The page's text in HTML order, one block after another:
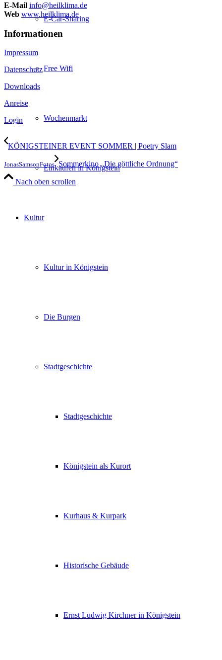
E-Car-Sharing
Free Wifi
Wochenmarkt
Einkaufen in Königstein
Kultur
Kultur in Königstein
Die Burgen
Stadtgeschichte
Stadtgeschichte
Königstein als Kurort
Kurhaus & Kurpark
Historische Gebäude
Ernst Ludwig Kirchner in Königstein
E-Mail info@heilklima.de
Web www.heilklima.de
Informationen
Impressum
Datenschutz
Downloads
Anreise
Login
KÖNIGSTEINER EVENT SOMMER | Poetry Slam
JonasSamsonFotos Sommerkino „Die göttliche Ordnung“
Nach oben scrollen